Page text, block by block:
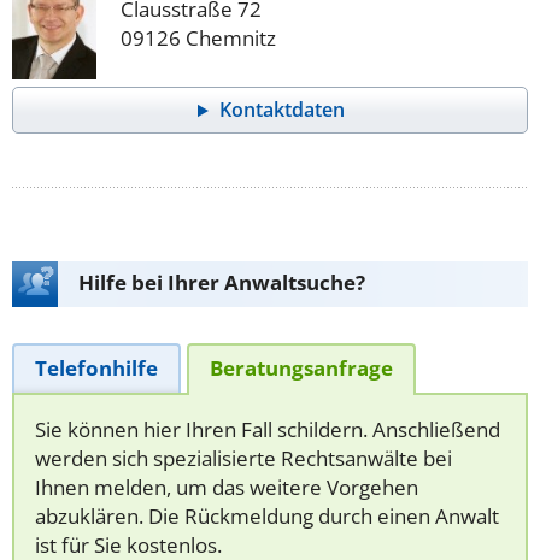
Clausstraße 72
09126 Chemnitz
Kontaktdaten
Hilfe bei Ihrer Anwaltsuche?
Telefonhilfe Beratungsanfrage
Sie können hier Ihren Fall schildern. Anschließend
werden sich spezialisierte Rechtsanwälte bei
Ihnen melden, um das weitere Vorgehen
abzuklären. Die Rückmeldung durch einen Anwalt
ist für Sie kostenlos.